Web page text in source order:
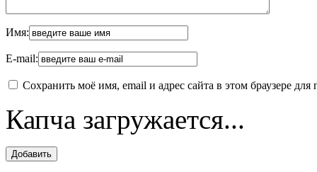
Имя:
E-mail:
Сохранить моё имя, email и адрес сайта в этом браузере
Капча загружается...